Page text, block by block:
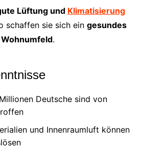
Lüftung und Klimatisierung
schaffen sie sich ein gesundes
.
Deutsche sind von
und Innenraumluft können